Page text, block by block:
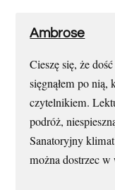
Ambrose
Cieszę się, że
sięgnąłem po
czytelnikiem.
podróż,
Sanatoryjny
można dostrzec